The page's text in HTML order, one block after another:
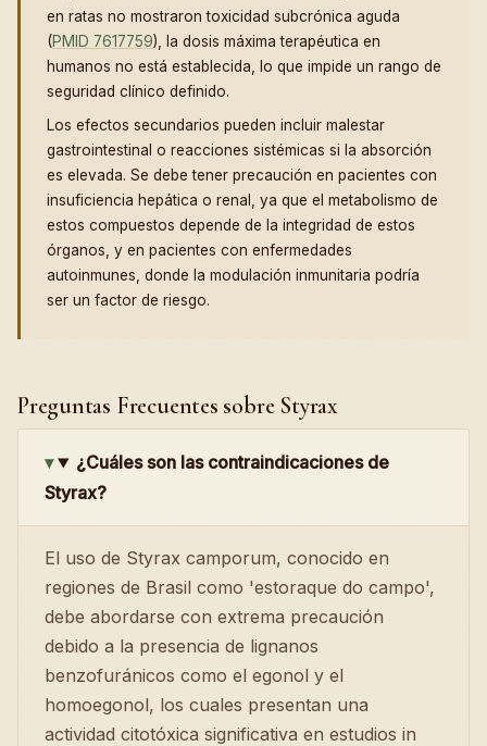
en ratas no mostraron toxicidad subcrónica aguda
(PMID 7617759), la dosis máxima terapéutica en
humanos no está establecida, lo que impide un rango de
seguridad clínico definido.
Los efectos secundarios pueden incluir malestar
gastrointestinal o reacciones sistémicas si la absorción
es elevada. Se debe tener precaución en pacientes con
insuficiencia hepática o renal, ya que el metabolismo de
estos compuestos depende de la integridad de estos
órganos, y en pacientes con enfermedades
autoinmunes, donde la modulación inmunitaria podría
ser un factor de riesgo.
Preguntas Frecuentes sobre Styrax
¿Cuáles son las contraindicaciones de
Styrax?
El uso de Styrax camporum, conocido en
regiones de Brasil como 'estoraque do campo',
debe abordarse con extrema precaución
debido a la presencia de lignanos
benzofuránicos como el egonol y el
homoegonol, los cuales presentan una
actividad citotóxica significativa en estudios in